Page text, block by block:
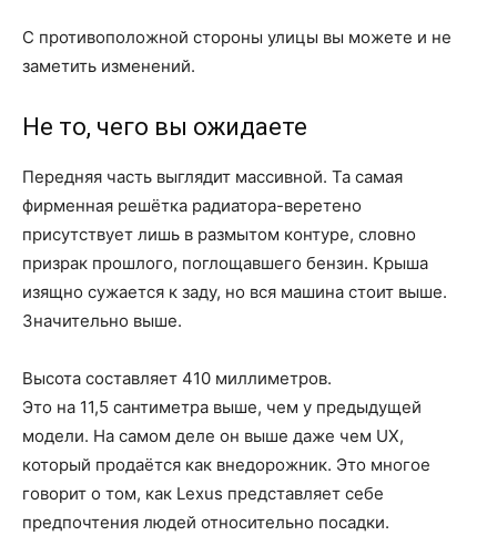
С противоположной стороны улицы вы можете и не
заметить изменений.
Не то, чего вы ожидаете
Передняя часть выглядит массивной. Та самая
фирменная решётка радиатора-веретено
присутствует лишь в размытом контуре, словно
призрак прошлого, поглощавшего бензин. Крыша
изящно сужается к заду, но вся машина стоит выше.
Значительно выше.
Высота составляет 410 миллиметров.
Это на 11,5 сантиметра выше, чем у предыдущей
модели. На самом деле он выше даже чем UX,
который продаётся как внедорожник. Это многое
говорит о том, как Lexus представляет себе
предпочтения людей относительно посадки.